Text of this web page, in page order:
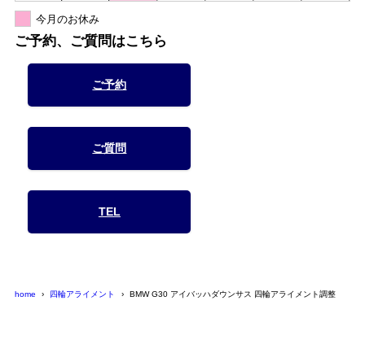
今月のお休み
ご予約、ご質問はこちら
ご予約
ご質問
TEL
home 四輪アライメント BMW G30 アイバッハダウンサス 四輪アライメント調整